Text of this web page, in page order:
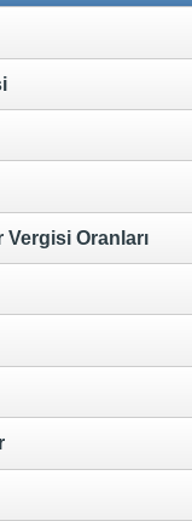
Vergisi Oranları